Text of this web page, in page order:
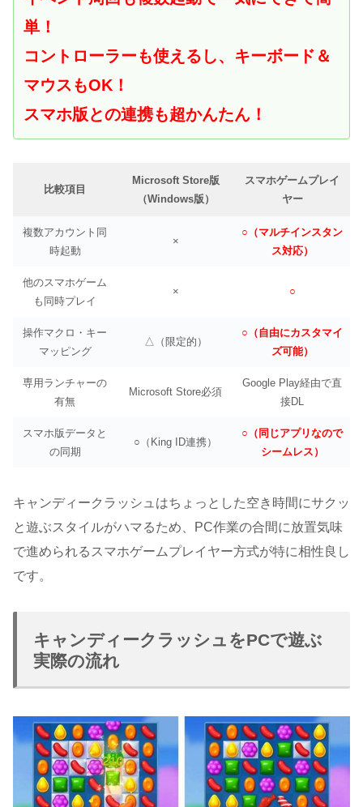
単！
コントローラーも使えるし、キーボード＆
マウスもOK！
スマホ版との連携も超かんたん！
比較項目
Microsoft Store版
（Windows版）
スマホゲームプレイ
ヤー
複数アカウント同
時起動
×
○（マルチインスタン
ス対応）
他のスマホゲーム
も同時プレイ
× ○
操作マクロ・キー
マッピング
△（限定的）
○（自由にカスタマイ
ズ可能）
専用ランチャーの
有無
Microsoft Store必須
Google Play経由で直
接DL
スマホ版データと
の同期
○（King ID連携）
○（同じアプリなので
シームレス）
キャンディークラッシュはちょっとした空き時間にサクッ
と遊ぶスタイルがハマるため、PC作業の合間に放置気味
で進められるスマホゲームプレイヤー方式が特に相性良し
です。
キャンディークラッシュをPCで遊ぶ
実際の流れ